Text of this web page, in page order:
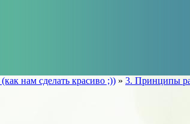
нам сделать красиво ;)) » 3. Принципы